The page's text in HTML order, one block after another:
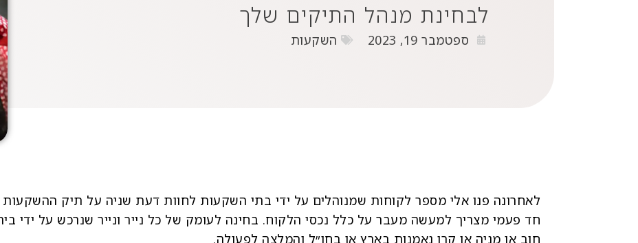
לבחינת מנהל התיקים שלך
ספטמבר 19, 2023 השקעות
לאחרונה פנו אלי מספר לקוחות שמנוהלים על ידי בתי השקעות לחוות דעת שניה על תיק ההשקעות
חד פעמי מצריך למעשה מעבר על כלל נכסי הלקוח. בחינה לעומק של כל נייר ונייר שנרכש על ידי
חוב או מניה או קרן נאמנות בארץ או בחו״ל והמלצה לפעולה.